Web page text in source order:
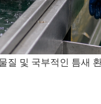
질 및 국부적인 틈새